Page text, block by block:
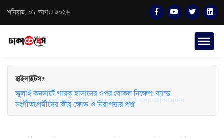
শনিবার, ০৮ আগU ২০২৬
হাইলাইটসঃ
সাংবাদিক সুরক্ষা আইন প্রণয়নে সরকারকে ৩ মাসের আল্টিমেটাম
জুলাই কনসার্টে গায়ক হাসানের ওপর বোতল নিক্ষেপ: ব্যান্ড
সংগীতপ্রেমীদের তীব্র ক্ষোভ ও নিরাপত্তার প্রশ্ন